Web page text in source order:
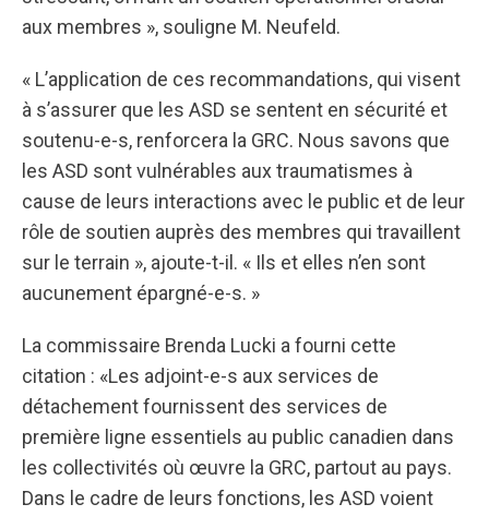
aux membres », souligne M. Neufeld.
« L’application de ces recommandations, qui visent
à s’assurer que les ASD se sentent en sécurité et
soutenu-e-s, renforcera la GRC. Nous savons que
les ASD sont vulnérables aux traumatismes à
cause de leurs interactions avec le public et de leur
rôle de soutien auprès des membres qui travaillent
sur le terrain », ajoute-t-il. « Ils et elles n’en sont
aucunement épargné-e-s. »
La commissaire Brenda Lucki a fourni cette
citation : «Les adjoint-e-s aux services de
détachement fournissent des services de
première ligne essentiels au public canadien dans
les collectivités où œuvre la GRC, partout au pays.
Dans le cadre de leurs fonctions, les ASD voient